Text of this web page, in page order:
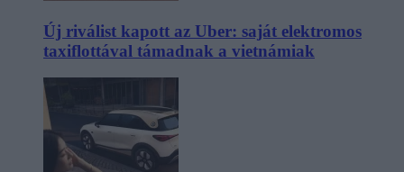
Új riválist kapott az Uber: saját elektromos
taxiflottával támadnak a vietnámiak